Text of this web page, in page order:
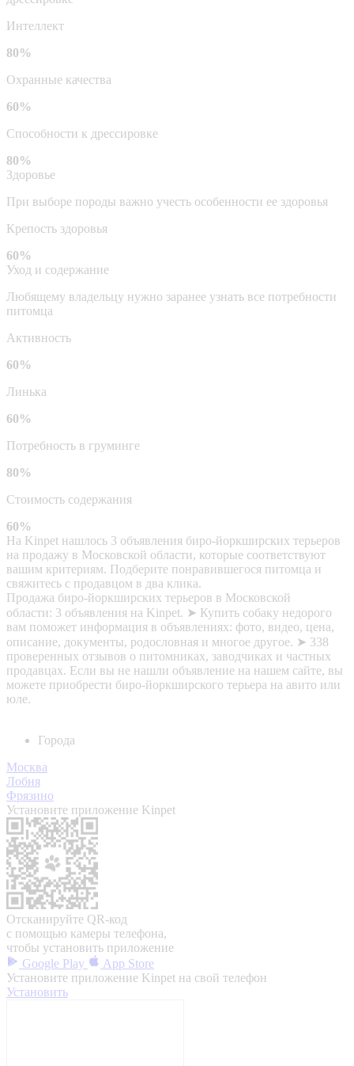
Интеллект
80%
Охранные качества
60%
Способности к дрессировке
80%
Здоровье
При выборе породы важно учесть особенности ее здоровья
Крепость здоровья
60%
Уход и содержание
Любящему владельцу нужно заранее узнать все потребности
питомца
Активность
60%
Линька
60%
Потребность в груминге
80%
Стоимость содержания
60%
На Kinpet нашлось 3 объявления биро-йоркширских терьеров
на продажу в Московской области, которые соответствуют
вашим критериям. Подберите понравившегося питомца и
свяжитесь с продавцом в два клика.
Продажа биро-йоркширских терьеров в Московской
области: 3 объявления на Kinpet. ➤ Купить собаку недорого
вам поможет информация в объявлениях: фото, видео, цена,
описание, документы, родословная и многое другое. ➤ 338
проверенных отзывов о питомниках, заводчиках и частных
продавцах. Если вы не нашли объявление на нашем сайте, вы
можете приобрести биро-йоркширского терьера на авито или
юле.
Города
Москва
Лобня
Фрязино
Установите приложение Kinpet
Отсканируйте QR-код
с помощью камеры телефона,
чтобы установить приложение
Google Play
App Store
Установите приложение Kinpet на свой телефон
Установить